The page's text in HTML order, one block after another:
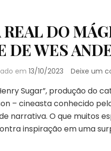
DO
DE WES
em 13/10/2023 Deixe um
Sugar”, produção do
– cineasta conhecido
narrativa. O que muitos
inspiração em uma